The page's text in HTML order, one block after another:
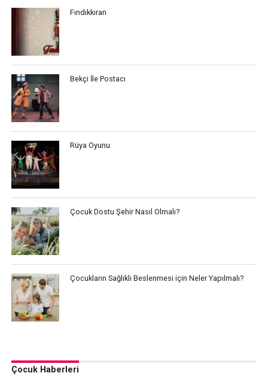
Fındıkkıran
Bekçi İle Postacı
Rüya Oyunu
Çocuk Dostu Şehir Nasıl Olmalı?
Çocukların Sağlıklı Beslenmesi için Neler Yapılmalı?
Çocuk Haberleri